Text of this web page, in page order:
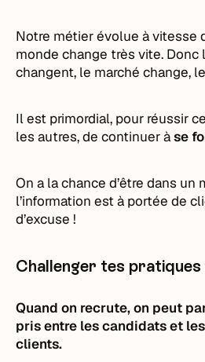
Notre métier évolue à vitesse
monde change très vite. Donc
changent, le marché change,
Il est primordial, pour réussir
les autres, de continuer àse
On a la chance d’être dans
l’information est à portée de
d’excuse !
Challenger tes
Quand on recrute, on peut
pris entre les candidats et
clients.